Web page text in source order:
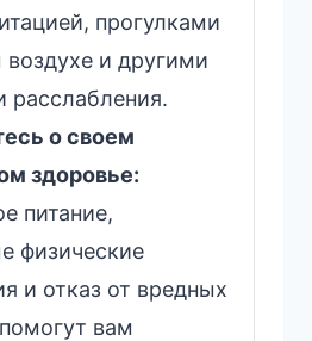
прогулками
и другими
расслабления.
о своем
здоровье:
питание,
физические
и отказ от вредных
вам